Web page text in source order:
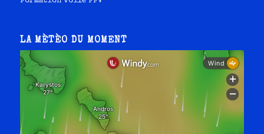
LA MÈTÈO DU MOMENT